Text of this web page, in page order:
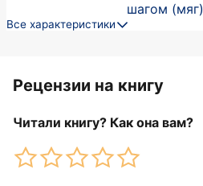
шагом (мяг)
Все характеристики
Рецензии на книгу
Читали книгу? Как она вам?